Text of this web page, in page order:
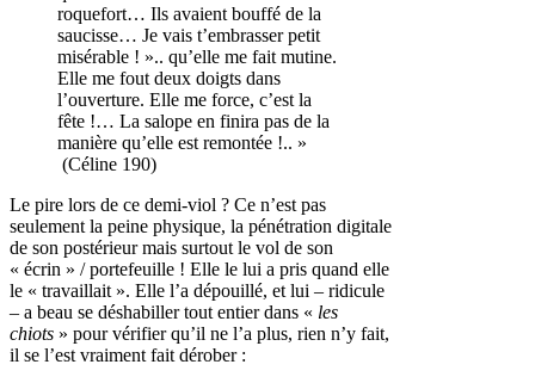
roquefort… Ils avaient bouffé de la
saucisse… Je vais t’embrasser petit
misérable ! ».. qu’elle me fait mutine.
Elle me fout deux doigts dans
l’ouverture. Elle me force, c’est la
fête !… La salope en finira pas de la
manière qu’elle est remontée !.. »
(Céline 190)
Le pire lors de ce demi-viol ? Ce n’est pas
seulement la peine physique, la pénétration digitale
de son postérieur mais surtout le vol de son
« écrin » / portefeuille ! Elle le lui a pris quand elle
le « travaillait ». Elle l’a dépouillé, et lui – ridicule
– a beau se déshabiller tout entier dans « les
chiots » pour vérifier qu’il ne l’a plus, rien n’y fait,
il se l’est vraiment fait dérober :